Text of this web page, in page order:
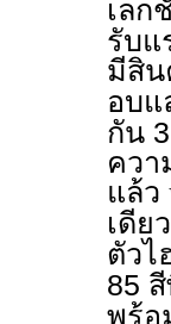
เลก
รับแ
มีสิน
อบแ
กัน
ควา
แล้ว
เดีย
ตัวไ
85
พร้อ